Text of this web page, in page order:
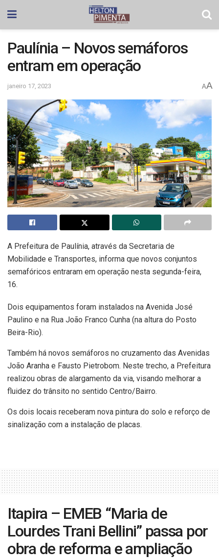
Paulínia – Novos semáforos
entram em operação
janeiro 17, 2023 AA
A Prefeitura de Paulínia, através da Secretaria de
Mobilidade e Transportes, informa que novos conjuntos
semafóricos entraram em operação nesta segunda-feira,
16.
Dois equipamentos foram instalados na Avenida José
Paulino e na Rua João Franco Cunha (na altura do Posto
Beira-Rio).
Também há novos semáforos no cruzamento das Avenidas
João Aranha e Fausto Pietrobom. Neste trecho, a Prefeitura
realizou obras de alargamento da via, visando melhorar a
fluidez do trânsito no sentido Centro/Bairro.
Os dois locais receberam nova pintura do solo e reforço de
sinalização com a instalação de placas.
Itapira – EMEB “Maria de
Lourdes Trani Bellini” passa por
obra de reforma e ampliação